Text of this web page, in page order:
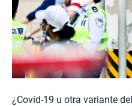
¿Covid-19 u otra variante